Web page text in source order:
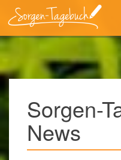
Sorgen-
News